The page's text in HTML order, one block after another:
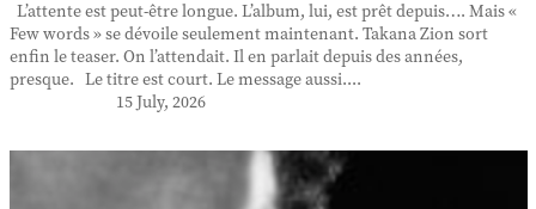
L’attente est peut-être longue. L’album, lui, est prêt depuis…. Mais «
Few words » se dévoile seulement maintenant. Takana Zion sort
enfin le teaser. On l’attendait. Il en parlait depuis des années,
presque. Le titre est court. Le message aussi....
15 July, 2026